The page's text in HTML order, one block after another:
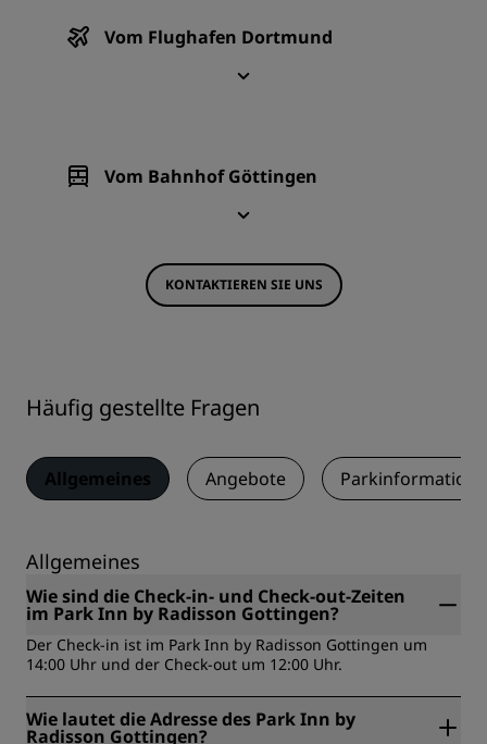
Vom Flughafen Dortmund
Vom Bahnhof Göttingen
KONTAKTIEREN SIE UNS
Häufig gestellte Fragen
Allgemeines Angebote
Allgemeines
Wie sind die Check-in- und Check-out-Zeiten
im Park Inn by Radisson Gottingen?
Der Check-in ist im Park Inn by Radisson Gottingen um
14:00 Uhr und der Check-out um 12:00 Uhr.
Wie lautet die Adresse des Park Inn by
Radisson Gottingen?